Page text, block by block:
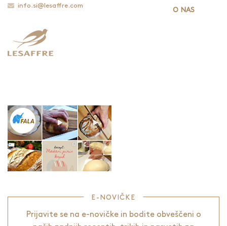
info.si@lesaffre.com
O NAS
E-NOVIČKE
Prijavite se na e-novičke in bodite obveščeni o